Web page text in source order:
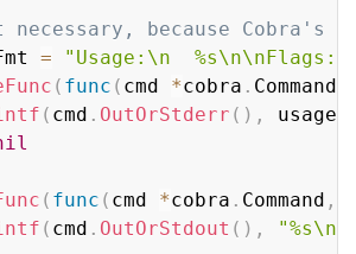
because Cobra's
=
"Usage:\n
( func ( cmd *cobra . Command
( cmd . OutOrStderr ( ) ,
( func ( cmd *cobra . Command ,
( cmd . OutOrStdout ( ) ,